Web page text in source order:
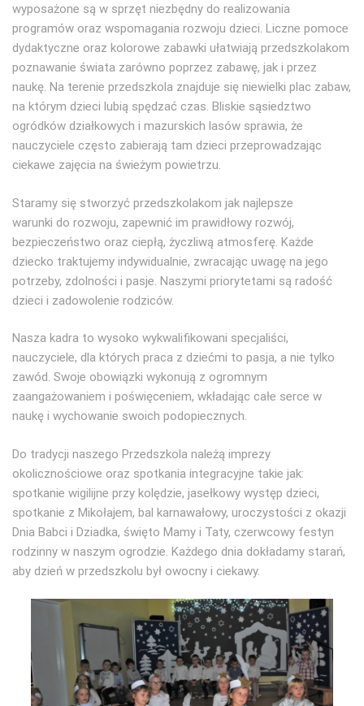
wyposażone są w sprzęt niezbędny do realizowania
programów oraz wspomagania rozwoju dzieci. Liczne pomoce
dydaktyczne oraz kolorowe zabawki ułatwiają przedszkolakom
poznawanie świata zarówno poprzez zabawę, jak i przez
naukę. Na terenie przedszkola znajduje się niewielki plac zabaw,
na którym dzieci lubią spędzać czas. Bliskie sąsiedztwo
ogródków działkowych i mazurskich lasów sprawia, że
nauczyciele często zabierają tam dzieci przeprowadzając
ciekawe zajęcia na świeżym powietrzu.
Staramy się stworzyć przedszkolakom jak najlepsze
warunki do rozwoju, zapewnić im prawidłowy rozwój,
bezpieczeństwo oraz ciepłą, życzliwą atmosferę. Każde
dziecko traktujemy indywidualnie, zwracając uwagę na jego
potrzeby, zdolności i pasje. Naszymi priorytetami są radość
dzieci i zadowolenie rodziców.
Nasza kadra to wysoko wykwalifikowani specjaliści,
nauczyciele, dla których praca z dziećmi to pasja, a nie tylko
zawód. Swoje obowiązki wykonują z ogromnym
zaangażowaniem i poświęceniem, wkładając całe serce w
naukę i wychowanie swoich podopiecznych.
Do tradycji naszego Przedszkola należą imprezy
okolicznościowe oraz spotkania integracyjne takie jak:
spotkanie wigilijne przy kolędzie, jasełkowy występ dzieci,
spotkanie z Mikołajem, bal karnawałowy, uroczystości z okazji
Dnia Babci i Dziadka, święto Mamy i Taty, czerwcowy festyn
rodzinny w naszym ogrodzie. Każdego dnia dokładamy starań,
aby dzień w przedszkolu był owocny i ciekawy.